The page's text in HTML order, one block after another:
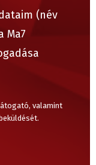
(név
Ma7
valamint